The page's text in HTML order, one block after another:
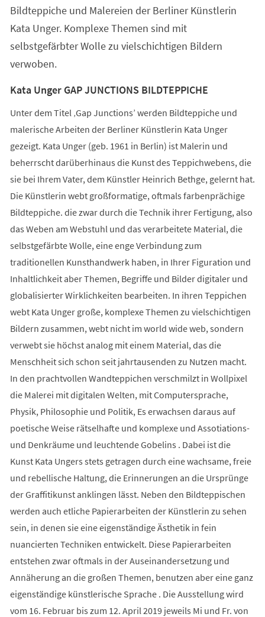
Bildteppiche und Malereien der Berliner Künstlerin
Kata Unger. Komplexe Themen sind mit
selbstgefärbter Wolle zu vielschichtigen Bildern
verwoben.
Kata Unger GAP JUNCTIONS BILDTEPPICHE
Unter dem Titel ‚Gap Junctions’ werden Bildteppiche und
malerische Arbeiten der Berliner Künstlerin Kata Unger
gezeigt. Kata Unger (geb. 1961 in Berlin) ist Malerin und
beherrscht darüberhinaus die Kunst des Teppichwebens, die
sie bei Ihrem Vater, dem Künstler Heinrich Bethge, gelernt hat.
Die Künstlerin webt großformatige, oftmals farbenprächige
Bildteppiche. die zwar durch die Technik ihrer Fertigung, also
das Weben am Webstuhl und das verarbeitete Material, die
selbstgefärbte Wolle, eine enge Verbindung zum
traditionellen Kunsthandwerk haben, in Ihrer Figuration und
Inhaltlichkeit aber Themen, Begriffe und Bilder digitaler und
globalisierter Wirklichkeiten bearbeiten. In ihren Teppichen
webt Kata Unger große, komplexe Themen zu vielschichtigen
Bildern zusammen, webt nicht im world wide web, sondern
verwebt sie höchst analog mit einem Material, das die
Menschheit sich schon seit jahrtausenden zu Nutzen macht.
In den prachtvollen Wandteppichen verschmilzt in Wollpixel
die Malerei mit digitalen Welten, mit Computersprache,
Physik, Philosophie und Politik, Es erwachsen daraus auf
poetische Weise rätselhafte und komplexe und Assotiations-
und Denkräume und leuchtende Gobelins . Dabei ist die
Kunst Kata Ungers stets getragen durch eine wachsame, freie
und rebellische Haltung, die Erinnerungen an die Ursprünge
der Graffitikunst anklingen lässt. Neben den Bildteppischen
werden auch etliche Papierarbeiten der Künstlerin zu sehen
sein, in denen sie eine eigenständige Ästhetik in fein
nuancierten Techniken entwickelt. Diese Papierarbeiten
entstehen zwar oftmals in der Auseinandersetzung und
Annäherung an die großen Themen, benutzen aber eine ganz
eigenständige künstlerische Sprache . Die Ausstellung wird
vom 16. Februar bis zum 12. April 2019 jeweils Mi und Fr. von